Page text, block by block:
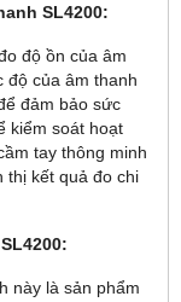
SL4200:
độ ồn của âm
độ của âm thanh
đảm bảo sức
kiểm soát hoạt
tay thông minh
thị kết quả đo chi
này là sản phẩm